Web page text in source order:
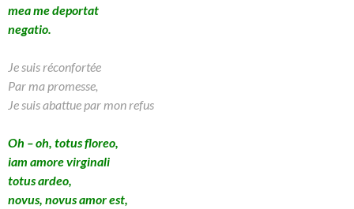
mea me deportat
negatio.
Je suis réconfortée
Par ma promesse,
Je suis abattue par mon refus
Oh – oh, totus floreo,
iam amore virginali
totus ardeo,
novus, novus amor est,